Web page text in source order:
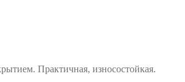
Практичная, износостойкая.